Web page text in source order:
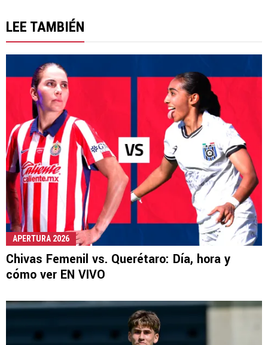
LEE TAMBIÉN
APERTURA 2026
Chivas Femenil vs. Querétaro: Día, hora y
cómo ver EN VIVO